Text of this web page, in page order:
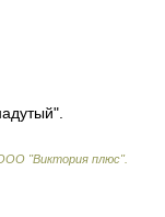
"Виктория плюс".